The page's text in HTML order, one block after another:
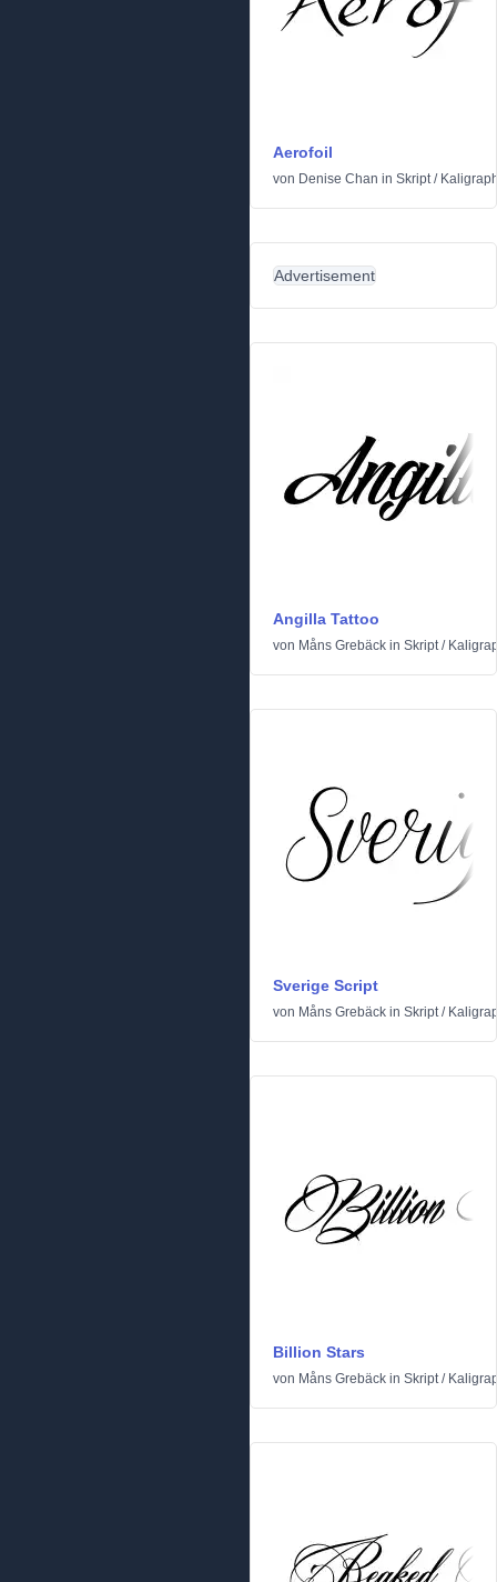
Aerofoil
von Denise Chan in Skript/
Advertisement
Angilla Tattoo
von Måns Grebäck in Skript/
Sverige Script
von Måns Grebäck in Skript/
Billion Stars
von Måns Grebäck in Skript/